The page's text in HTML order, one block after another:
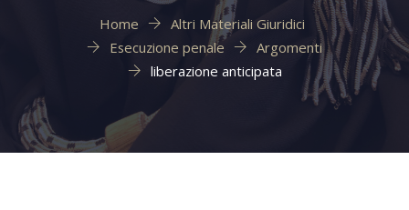
Home
Altri Materiali Giuridici
Esecuzione penale
Argomenti
liberazione anticipata